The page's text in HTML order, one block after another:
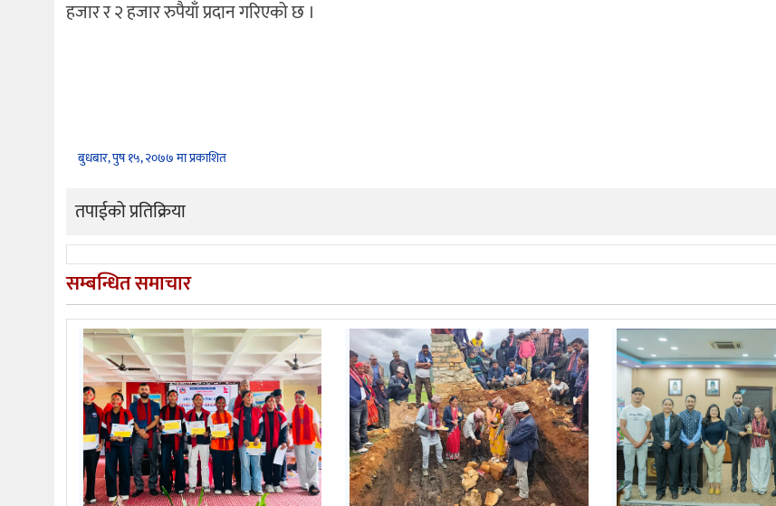
हजार र २ हजार रुपैयाँ प्रदान गरिएको छ ।
बुधबार, पुष १५, २०७७ मा प्रकाशित
तपाईको प्रतिक्रिया
सम्बन्धित समाचार